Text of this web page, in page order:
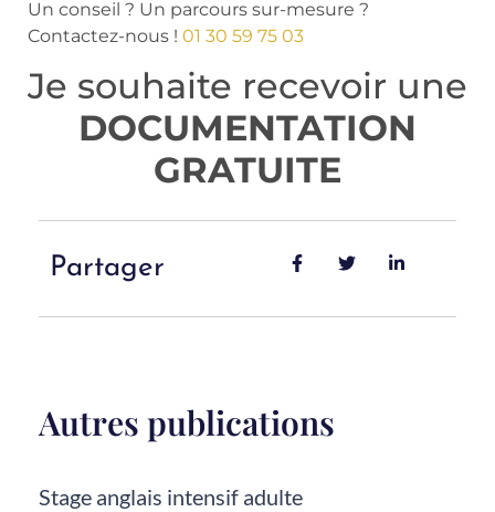
Un conseil ? Un parcours sur-mesure ?
Contactez-nous ! 01 30 59 75 03
Je souhaite recevoir une
DOCUMENTATION
GRATUITE
Partager
Autres publications
Stage anglais intensif adulte